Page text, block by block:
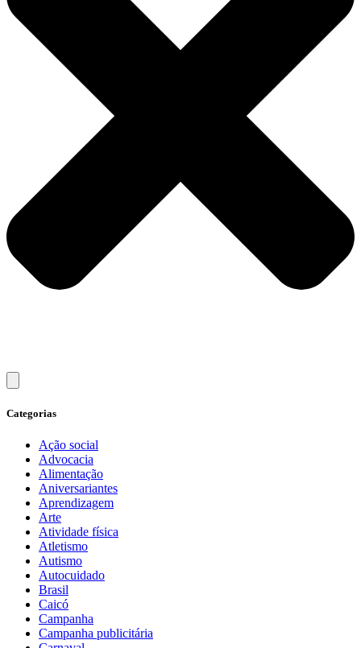
Categorias
Ação social
Advocacia
Alimentação
Aniversariantes
Aprendizagem
Arte
Atividade física
Atletismo
Autismo
Autocuidado
Brasil
Caicó
Campanha
Campanha publicitária